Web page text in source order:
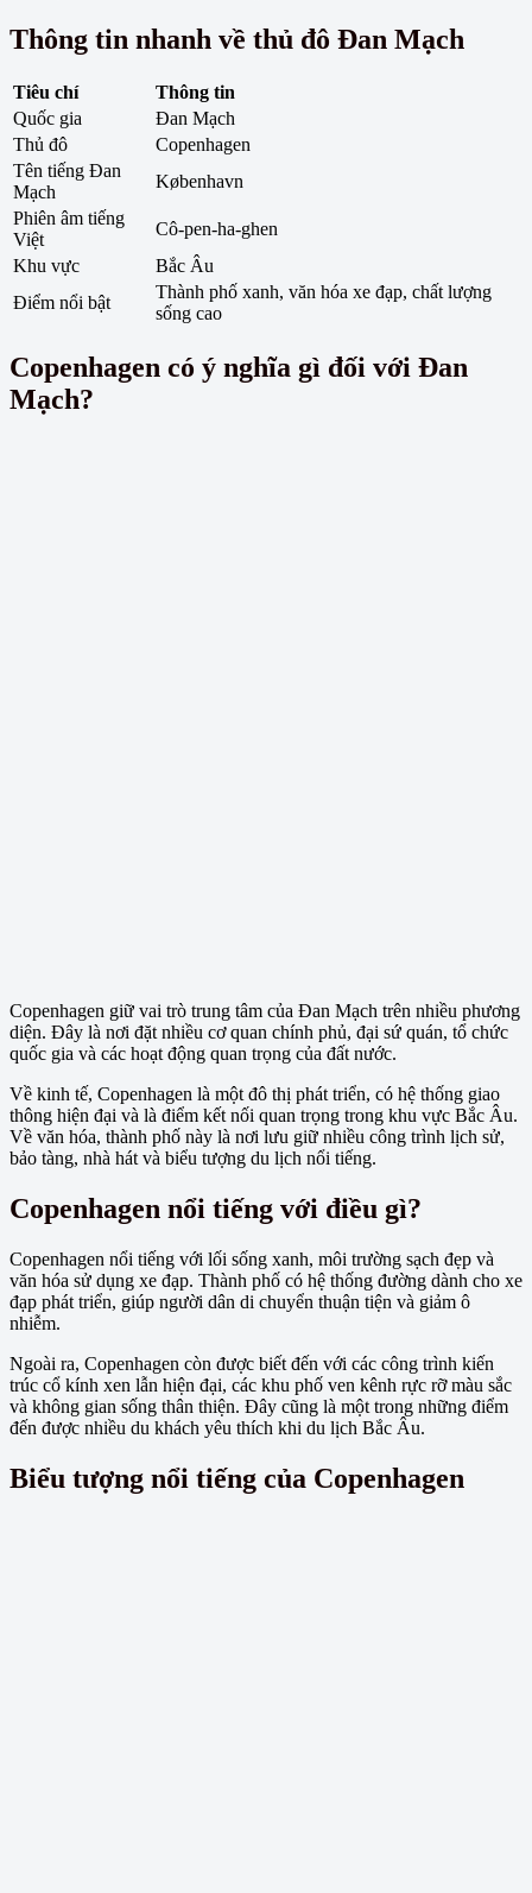
Thông tin nhanh về thủ đô Đan Mạch
Tiêu chí
Thông tin
Quốc gia
Đan Mạch
Thủ đô
Copenhagen
Tên tiếng Đan
Mạch
København
Phiên âm tiếng
Việt
Cô-pen-ha-ghen
Khu vực
Bắc Âu
Điểm nổi bật
Thành phố xanh, văn hóa xe đạp, chất lượng
sống cao
Copenhagen có ý nghĩa gì đối với Đan
Mạch?
Copenhagen giữ vai trò trung tâm của Đan Mạch trên nhiều phương
diện. Đây là nơi đặt nhiều cơ quan chính phủ, đại sứ quán, tổ chức
quốc gia và các hoạt động quan trọng của đất nước.
Về kinh tế, Copenhagen là một đô thị phát triển, có hệ thống giao
thông hiện đại và là điểm kết nối quan trọng trong khu vực Bắc Âu.
Về văn hóa, thành phố này là nơi lưu giữ nhiều công trình lịch sử,
bảo tàng, nhà hát và biểu tượng du lịch nổi tiếng.
Copenhagen nổi tiếng với điều gì?
Copenhagen nổi tiếng với lối sống xanh, môi trường sạch đẹp và
văn hóa sử dụng xe đạp. Thành phố có hệ thống đường dành cho xe
đạp phát triển, giúp người dân di chuyển thuận tiện và giảm ô
nhiễm.
Ngoài ra, Copenhagen còn được biết đến với các công trình kiến
trúc cổ kính xen lẫn hiện đại, các khu phố ven kênh rực rỡ màu sắc
và không gian sống thân thiện. Đây cũng là một trong những điểm
đến được nhiều du khách yêu thích khi du lịch Bắc Âu.
Biểu tượng nổi tiếng của Copenhagen